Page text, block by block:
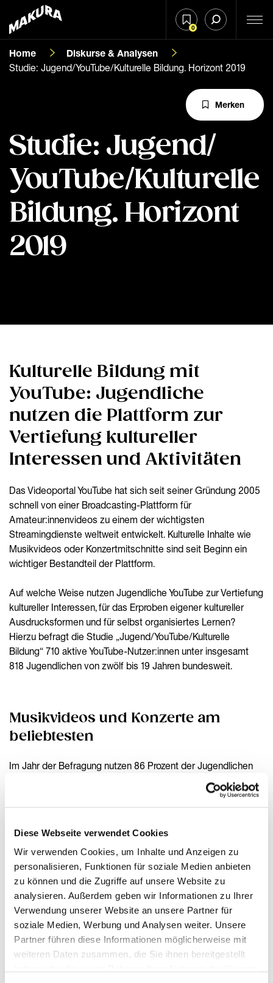
Diese Webseite verwendet Cookies
Wir verwenden Cookies, um Inhalte und Anzeigen zu
personalisieren, Funktionen für soziale Medien anbieten
zu können und die Zugriffe auf unsere Website zu
analysieren. Außerdem geben wir Informationen zu Ihrer
Verwendung unserer Website an unsere Partner für
soziale Medien, Werbung und Analysen weiter. Unsere
Partner führen diese Informationen möglicherweise mit
weiteren Daten zusammen, die Sie ihnen bereitgestellt
0
Home
Diskurse & Analysen
Studie: Jugend/YouTube/Kulturelle Bildung. Horizont 2019
Studie: Jugend/​
YouTube/​Kulturelle
Bildung. Horizont
2019
Merken
Kulturelle Bildung mit
YouTube: Jugendliche
nutzen die Plattform zur
Vertiefung kultureller
Interessen und Aktivitäten
Das Videoportal YouTube hat sich seit seiner Gründung 2005
schnell von einer Broadcasting-Plattform für
Amateur:innenvideos zu einem der wichtigsten
Streamingdienste weltweit entwickelt. Kulturelle Inhalte wie
Musikvideos oder Konzertmitschnitte sind seit Beginn ein
wichtiger Bestandteil der Plattform.
Auf welche Weise nutzen Jugendliche YouTube zur Vertiefung
kultureller Interessen, für das Erproben eigener kultureller
Ausdrucksformen und für selbst organisiertes Lernen?
Hierzu befragt die Studie „Jugend/YouTube/Kulturelle
Bildung“ 710 aktive YouTube-Nutzer:innen unter insgesamt
818 Jugendlichen von zwölf bis 19 Jahren bundesweit.
Musikvideos und Konzerte am
beliebtesten
Im Jahr der Befragung nutzen 86 Prozent der Jugendlichen
YouTube. Kulturelle Inhalte spielen dabei eine große Rolle:
Musikvideos und Konzerte sind mit 63 Prozent Nutzungsrate
die populärsten Formate unter den YouTube-Nutzer:innen,
Formate, die zur Inspiration kreativer Aktivitäten wie Tutorials
dienen, werden vor allem im Bereich Film und Foto (17
Prozent), Musik (16 Prozent), Tanz sowie Gestaltung (jeweils
ca. 14 Prozent) angeschaut.
Videos zu Gaming und Tanz
regen zum Mitmachen an